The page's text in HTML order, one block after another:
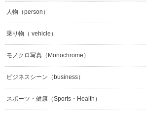
人物（person）
乗り物（ vehicle）
モノクロ写真（Monochrome）
ビジネスシーン（business）
スポーツ・健康（Sports・Health）